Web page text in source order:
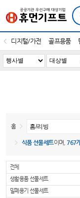
디지털/가전 골프용품
홈
식품 선물세트이며,767개
전체
생활용품 선물세트
밀폐용기 선물세트